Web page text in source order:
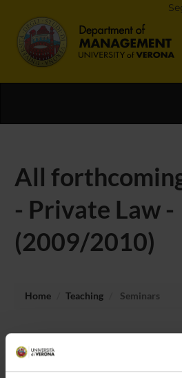
All
- Private Law -
(2009/2010)
Home Teaching Seminars
No recent seminar found relating